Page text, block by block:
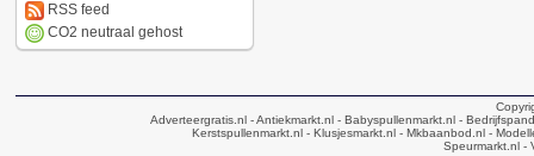
RSS feed
CO2 neutraal gehost
Adverteergratis.nl - Antiekmarkt.nl - Babyspullenmarkt.nl -
Kerstspullenmarkt.nl - Klusjesmarkt.nl - Mkbaanbod.nl -
Speurmarkt.nl -